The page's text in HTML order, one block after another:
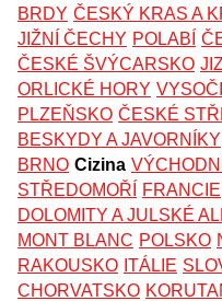
BRDY ČESKÝ KRAS A
JIŽNÍ ČECHY POLABÍ
ČESKÉ ŠVÝCARSKO
ORLICKÉ HORY
PLZEŇSKO ČESKÉ
BESKYDY A JAVORNÍKY
BRNO Cizina
STŘEDOMOŘÍ
FRANCIE
DOLOMITY A JULSKÉ
MONT BLANC POLSKO
RAKOUSKO ITÁLIE
CHORVATSKO